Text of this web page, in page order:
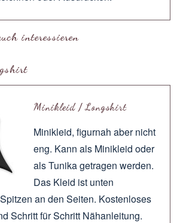
interessieren
Minikleid / Longshirt
Minikleid, figurnah aber nicht
eng. Kann als Minikleid oder
als Tunika getragen werden.
Das Kleid ist unten
an den Seiten. Kostenloses
Schritt für Schritt Nähanleitung.